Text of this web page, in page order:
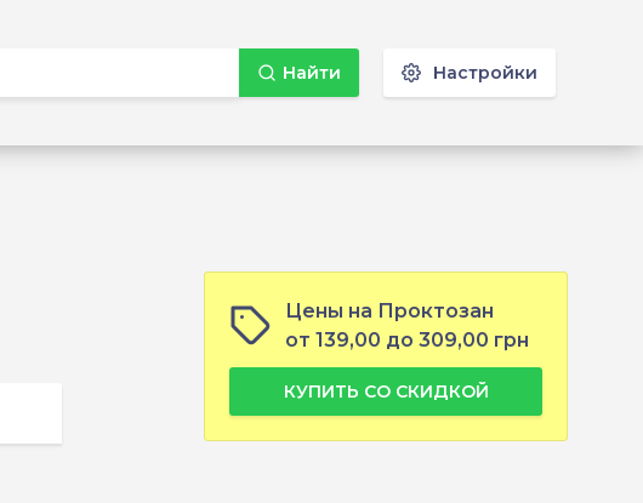
Цены на Проктозан
от 139,00 до 309,00 грн
КУПИТЬ СО СКИДКОЙ
Найти Настройки